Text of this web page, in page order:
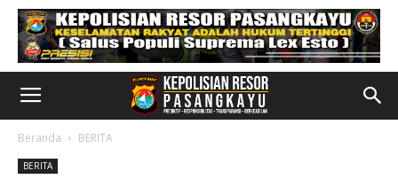
Beranda BERITA
BERITA